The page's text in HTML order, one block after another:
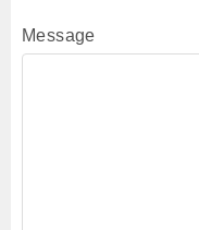
Message